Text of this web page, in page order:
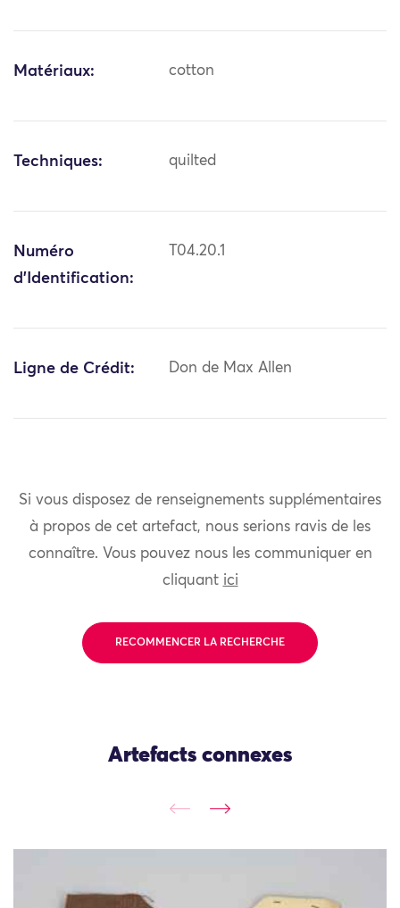
Matériaux: cotton
Techniques: quilted
Numéro
d'Identification:
T04.20.1
Ligne de Crédit: Don de Max Allen
Si vous disposez de renseignements supplémentaires
à propos de cet artefact, nous serions ravis de les
connaître. Vous pouvez nous les communiquer en
cliquant ici
RECOMMENCER LA RECHERCHE
Artefacts connexes